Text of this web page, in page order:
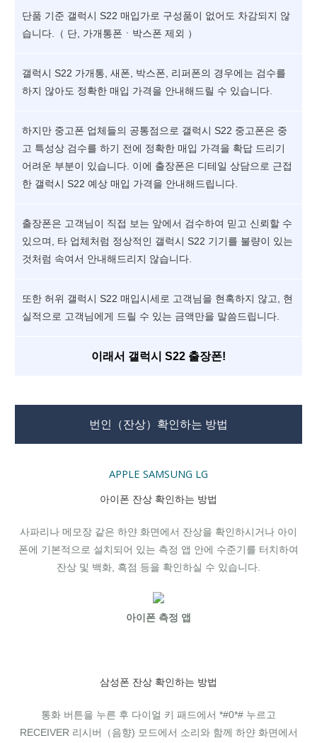
단품 기준 갤럭시 S22 매입가로 구성품이 없어도 차감되지 않
습니다.（ 단, 가개통폰ㆍ박스폰 제외 ）
갤럭시 S22 가개통, 새폰, 박스폰, 리퍼폰의 경우에는 검수를
하지 않아도 정확한 매입 가격을 안내해드릴 수 있습니다.
하지만 중고폰 업체들의 공통점으로 갤럭시 S22 중고폰은 중
고 특성상 검수를 하기 전에 정확한 매입 가격을 확답 드리기
어려운 부분이 있습니다. 이에 출장폰은 디테일 상담으로 근접
한 갤럭시 S22 예상 매입 가격을 안내해드립니다.
출장폰은 고객님이 직접 보는 앞에서 검수하여 믿고 신뢰할 수
있으며, 타 업체처럼 정상적인 갤럭시 S22 기기를 불량이 있는
것처럼 속여서 안내해드리지 않습니다.
또한 허위 갤럭시 S22 매입시세로 고객님을 현혹하지 않고, 현
실적으로 고객님에게 드릴 수 있는 금액만을 말씀드립니다.
이래서 갤럭시 S22 출장폰!
번인（잔상）확인하는 방법
APPLE SAMSUNG LG
아이폰 잔상 확인하는 방법
사파리나 메모장 같은 하얀 화면에서 잔상을 확인하시거나 아이
폰에 기본적으로 설치되어 있는 측정 앱 안에 수준기를 터치하여
잔상 및 백화, 흑점 등을 확인하실 수 있습니다.
아이폰 측정 앱
삼성폰 잔상 확인하는 방법
통화 버튼을 누른 후 다이얼 키 패드에서 *#0*# 누르고
RECEIVER 리시버（음향) 모드에서 소리와 함께 하얀 화면에서